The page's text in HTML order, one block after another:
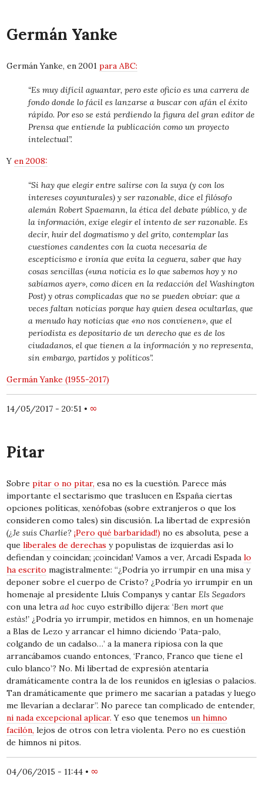
Germán Yanke
Germán Yanke, en 2001para ABC:
“Es muy difícil aguantar, pero este oficio es una carrera de
fondo donde lo fácil es lanzarse a buscar con afán el éxito
rápido. Por eso se está perdiendo la figura del gran editor de
Prensa que entiende la publicación como un proyecto
intelectual”.
Yen 2008:
“Si hay que elegir entre salirse con la suya (y con los
intereses coyunturales) y ser razonable, dice el filósofo
alemán Robert Spaemann, la ética del debate público, y de
la información, exige elegir el intento de ser razonable. Es
decir, huir del dogmatismo y del grito, contemplar las
cuestiones candentes con la cuota necesaria de
escepticismo e ironía que evita la ceguera, saber que hay
cosas sencillas («una noticia es lo que sabemos hoy y no
sabíamos ayer», como dicen en la redacción del Washington
Post)y otras complicadas que no se pueden obviar: que a
veces faltan noticias porque hay quien desea ocultarlas, que
a menudo hay noticias que «no nos convienen», que el
periodista es depositario de un derecho que es de los
ciudadanos, el que tienen a la información y no representa,
sin embargo, partidos y políticos”.
Germán Yanke (1955-2017)
14/05/2017 - 20:51 • ∞
Pitar
Sobrepitar o no pitar, esa no es la cuestión. Parece más
importante el sectarismo que traslucen en España ciertas
opciones políticas, xenófobas (sobre extranjeros o que los
consideren como tales) sin discusión. La libertad de expresión
(¿Je suis Charlie? ¡Pero qué barbaridad!) no es absoluta, pese a
queliberales de derechas y populistas de izquierdas así lo
defiendan y coincidan; ¡coincidan! Vamos a ver, Arcadi Espadalo
ha escrito magistralmente: “¿Podría yo irrumpir en una misa y
deponer sobre el cuerpo de Cristo? ¿Podría yo irrumpir en un
homenaje al presidente Lluís Companys y cantarEls Segadors
con una letraad hoc cuyo estribillo dijera: ‘Ben mort que
estàs!’ ¿Podría yo irrumpir, metidos en himnos, en un homenaje
a Blas de Lezo y arrancar el himno diciendo ‘Pata-palo,
colgando de un cadalso…’ a la manera ripiosa con la que
arrancábamos cuando entonces, ‘Franco, Franco que tiene el
culo blanco’? No. Mi libertad de expresión atentaría
dramáticamente contra la de los reunidos en iglesias o palacios.
Tan dramáticamente que primero me sacarían a patadas y luego
me llevarían a declarar”. No parece tan complicado de entender,
ni nada excepcional aplicar. Y eso que tenemosun himno
facilón, lejos de otros con letra violenta. Pero no es cuestión
de himnos ni pitos.
04/06/2015 - 11:44 • ∞